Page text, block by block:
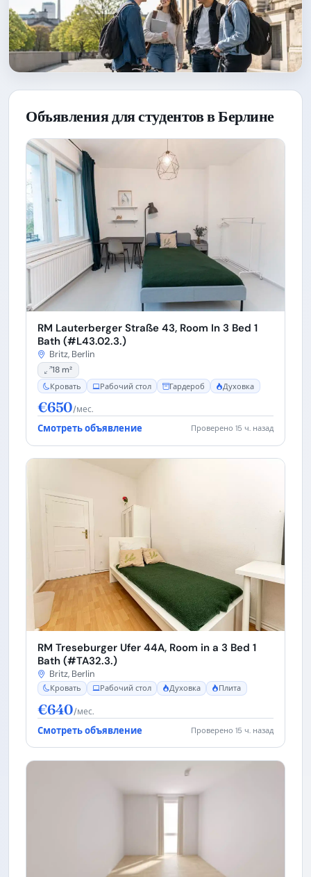
Объявления для студентов в Берлине
RM Lauterberger Straße 43, Room In 3 Bed 1
Bath (#L43.02.3.)
Britz, Berlin
18 m²
Кровать Рабочий стол Гардероб Духовка
€650/мес.
Смотреть объявление Проверено 15 ч. назад
RM Treseburger Ufer 44A, Room in a 3 Bed 1
Bath (#TA32.3.)
Britz, Berlin
Кровать Рабочий стол Духовка Плита
€640/мес.
Смотреть объявление Проверено 15 ч. назад